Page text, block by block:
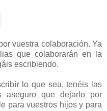
vuestra colaboración. Ya
que colaborarán en la
escribiendo.
lo que sea, tenéis las
aseguro que dejarlo por
para vuestros hijos y para